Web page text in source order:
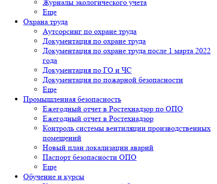
Журналы экологического учета
Еще
Охрана труда
Аутсорсинг по охране труда
Документация по охране труда
Документация по охране труда после 1 марта 2022
года
Документация по ГО и ЧС
Документация по пожарной безопасности
Еще
Промышленная безопасность
Ежегодный отчет в Ростехнадзор по ОПО
Ежегодный отчет в Ростехнадзор
Контроль системы вентиляции производственных
помещений
Новый план локализации аварий
Паспорт безопасности ОПО
Еще
Обучение и курсы